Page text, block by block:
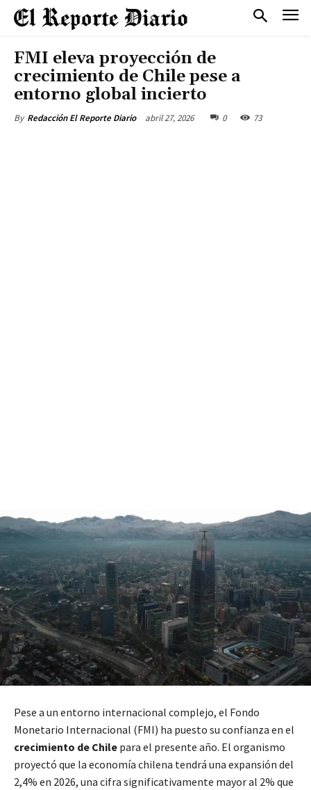
FMI eleva proyección de
crecimiento de Chile pese a
entorno global incierto
By Redacción El Reporte Diario abril 27, 2026 0 73
Pese a un entorno internacional complejo, el Fondo
Monetario Internacional (FMI) ha puesto su confianza en el
crecimiento de Chile para el presente año. El organismo
proyectó que la economía chilena tendrá una expansión del
2,4% en 2026, una cifra significativamente mayor al 2% que